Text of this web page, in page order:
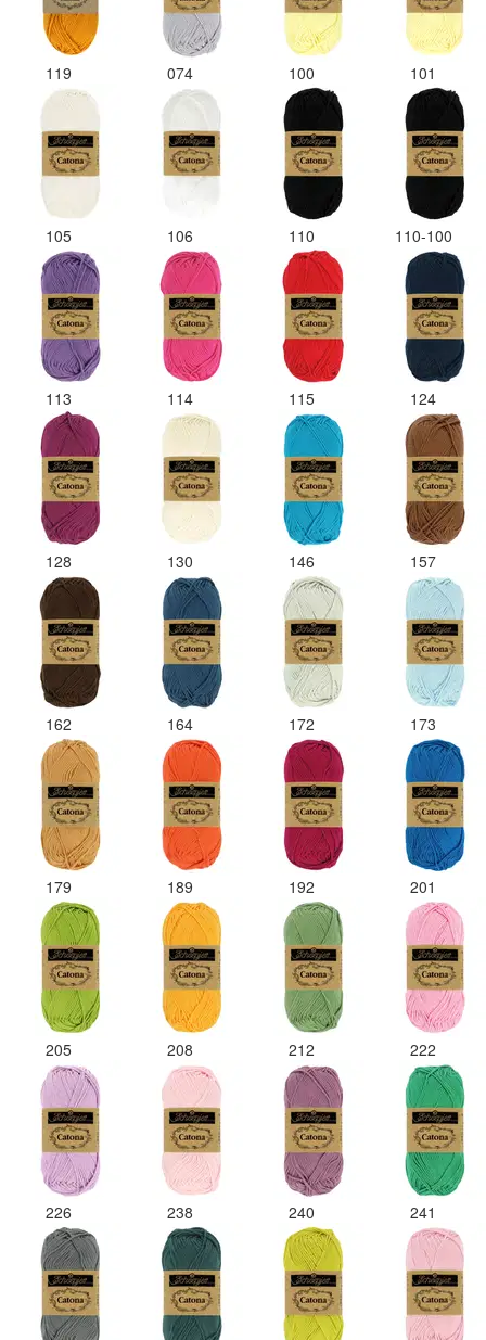
119 074 100 101
105 106 110 110-100
113 114 115 124
128 130 146 157
162 164 172 173
179 189 192 201
205 208 212 222
226 238 240 241